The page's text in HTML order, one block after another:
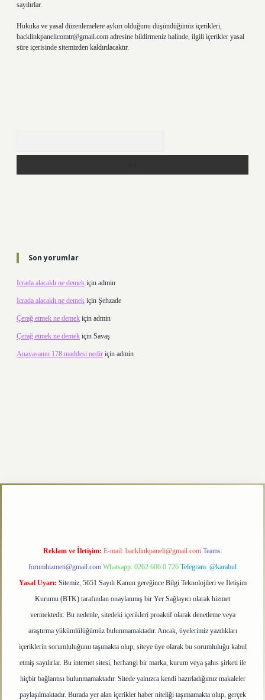
sayılırlar.
Hukuka ve yasal düzenlemelere aykırı olduğunu düşündüğünüz içerikleri,
backlinkpanelicomtr@gmail.com adresine bildirmeniz halinde, ilgili içerikler yasal
süre içerisinde sitemizden kaldırılacaktır.
Son yorumlar
Icrada alacaklı ne demek için admin
Icrada alacaklı ne demek için Şehzade
Çerağ etmek ne demek için admin
Çerağ etmek ne demek için Savaş
Anayasanın 178 maddesi nedir için admin
Reklam ve İletişim: E-mail: backlinkpaneli@gmail.com Teams:
forumhizmeti@gmail.com Whatsapp: 0262 606 0 726 Telegram: @karabul
Yasal Uyarı: Sitemiz, 5651 Sayılı Kanun gereğince Bilgi Teknolojileri ve İletişim
Kurumu (BTK) tarafından onaylanmış bir Yer Sağlayıcı olarak hizmet
vermektedir. Bu nedenle, sitedeki içerikleri proaktif olarak denetleme veya
araştırma yükümlülüğümüz bulunmamaktadır. Ancak, üyelerimiz yazdıkları
içeriklerin sorumluluğunu taşımakta olup, siteye üye olarak bu sorumluluğu kabul
etmiş sayılırlar. Bu internet sitesi, herhangi bir marka, kurum veya şahıs şirketi ile
hiçbir bağlantısı bulunmamaktadır. Sitede yalnızca kendi hazırladığımız makaleler
paylaşılmaktadır. Burada yer alan içerikler haber niteliği taşımamakta olup, gerçek